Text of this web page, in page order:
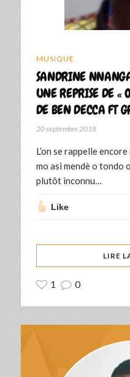
MUSIQUE
SANDRINE
UNE REPRISE DE «
DE BEN DECCA FT
20 septembre 2018
L’on se rappelle
mo asi mendè o tondo
plutôt inconnu…
Like
LIRE
1 0